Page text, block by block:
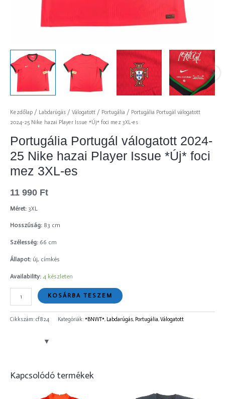
Kezdőlap / Labdarúgás / Válogatott / Portugália / Portugália Portugál válogatott
2024-25 Nike hazai Player Issue *Új* foci mez 3XL-es
Portugália Portugál válogatott 2024-
25 Nike hazai Player Issue *Új* foci
mez 3XL-es
11 990 Ft
Méret: 3XL
Hosszúság: 83 cm
Szélesség: 66 cm
Állapot: új, címkés
Availability: 4 készleten
KOSÁRBA TESZEM
Cikkszám: cf824 Kategóriák: *BNWT*, Labdarúgás, Portugália,Válogatott
Kapcsolódó termékek